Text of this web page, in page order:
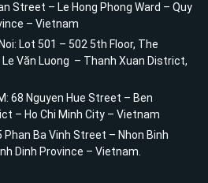
Street – Le Hong Phong Ward – Quy
– Vietnam
Lot 501 – 502 5th Floor, The
Văn Luong – Thanh Xuan District,
68 Nguyen Hue Street – Ben
– Ho Chi Minh City – Vietnam
Phan Ba Vinh Street – Nhon Binh
Dinh Province – Vietnam.